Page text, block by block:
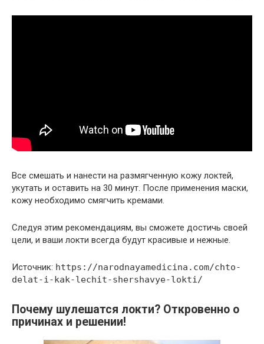
Все смешать и нанести на размягченную кожу локтей,
укутать и оставить на 30 минут. После применения маски,
кожу необходимо смягчить кремами.
Следуя этим рекомендациям, вы сможете достичь своей
цели, и ваши локти всегда будут красивые и нежные.
Источник: https://narodnayamedicina.com/chto-
delat-i-kak-lechit-shershavye-lokti/
Почему шулешатся локти? Откровенно о
причинах и решении!